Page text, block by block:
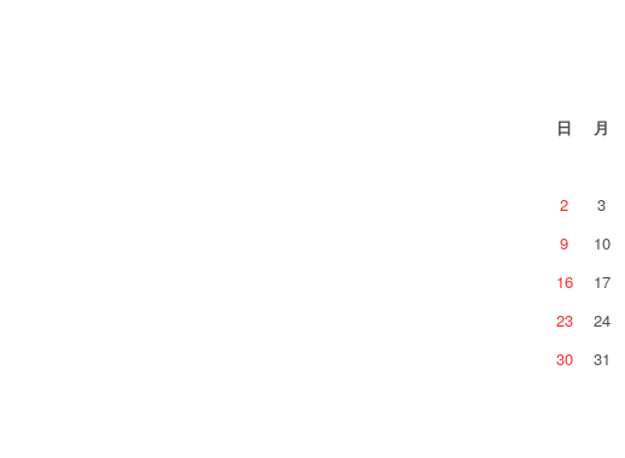
日 月
2
3
9
10
16
17
23
24
30
31